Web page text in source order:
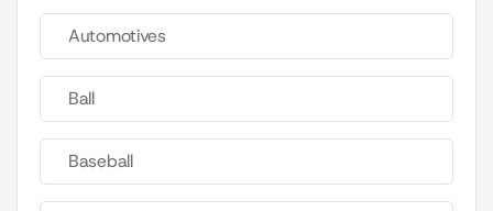
Automotives
Ball
Baseball